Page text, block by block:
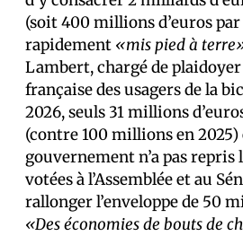
(soit 400 millions d’euros par
rapidement «mis pied à
Lambert, chargé de
française des usagers de la
2026, seuls 31 millions
(contre 100 millions en 2025)
gouvernement n’a pas
votées à l’Assemblée et au
rallonger l’enveloppe de 50
«Des économies de bouts de